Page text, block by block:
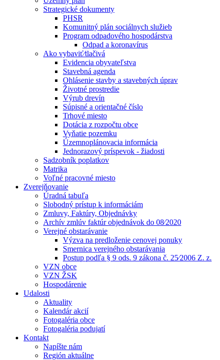
Strategické dokumenty
PHSR
Komunitný plán sociálnych služieb
Program odpadového hospodárstva
Odpad a koronavírus
Ako vybaviť⁄tlačivá
Evidencia obyvateľstva
Stavebná agenda
Ohlásenie stavby a stavebných úprav
Životné prostredie
Výrub drevín
Súpisné a orientačné číslo
Trhové miesto
Dotácia z rozpočtu obce
Vyňatie pozemku
Územnoplánovacia informácia
Jednorazový príspevok - žiadosti
Sadzobník poplatkov
Matrika
Voľné pracovné miesto
Zverejňovanie
Úradná tabuľa
Slobodný prístup k informáciám
Zmluvy, Faktúry, Objednávky
Archív zmlúv faktúr objednávok do 08⁄2020
Verejné obstarávanie
Výzva na predloženie cenovej ponuky
Smernica verejného obstarávania
Postup podľa § 9 ods. 9 zákona č. 25⁄2006 Z. z.
VZN obce
VZN ŽSK
Hospodárenie
Udalosti
Aktuality
Kalendár akcií
Fotogaléria obce
Fotogaléria podujatí
Kontakt
Napíšte nám
Región aktuálne